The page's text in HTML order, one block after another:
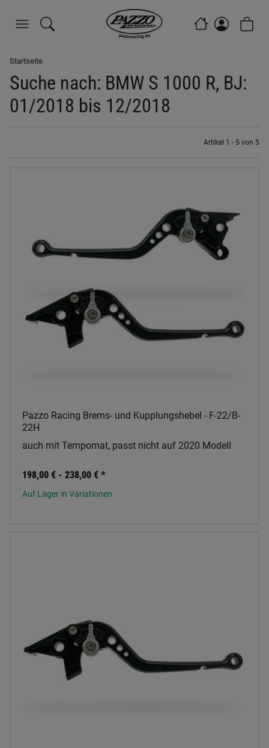
Startseite
Suche nach: BMW S 1000 R, BJ:
01/2018 bis 12/2018
Artikel 1 - 5 von 5
Pazzo Racing Brems- und Kupplungshebel - F-22/B-
22H
auch mit Tempomat, passt nicht auf 2020 Modell
198,00 € - 238,00 € *
Auf Lager in Variationen